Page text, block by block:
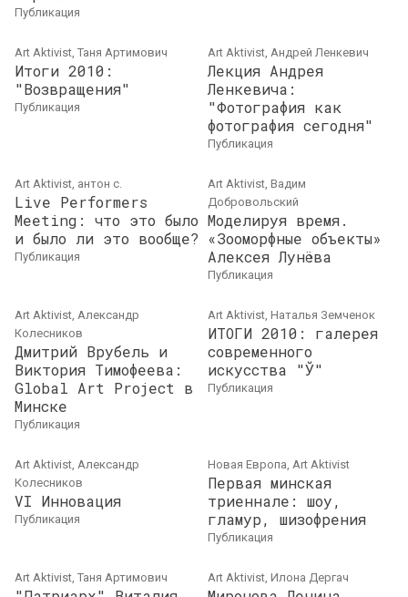
публикация
Art Aktivist, Таня Артимович
Итоги 2010:
"Возвращения"
публикация
Art Aktivist, Андрей Ленкевич
Лекция Андрея
Ленкевича:
"Фотография как
фотография сегодня"
публикация
Art Aktivist, антон с.
Live Performers
Meeting: что это было
и было ли это вообще?
публикация
Art Aktivist, Вадим
Добровольский
Моделируя время.
«Зооморфные объекты»
Алексея Лунёва
публикация
Art Aktivist, Александр
Колесников
Дмитрий Врубель и
Виктория Тимофеева:
Global Art Project в
Минске
публикация
Art Aktivist, Наталья Земченок
ИТОГИ 2010: галерея
современного
искусства "Ў"
публикация
Art Aktivist, Александр
Колесников
VI Инновация
публикация
Новая Европа, Art Aktivist
Первая минская
триеннале: шоу,
гламур, шизофрения
публикация
Art Aktivist, Таня Артимович Art Aktivist, Илона Дергач